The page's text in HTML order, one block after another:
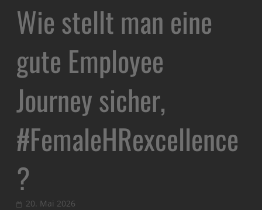
Wie stellt man eine
gute Employee
Journey sicher,
#FemaleHRexcellence
?
20. Mai 2026